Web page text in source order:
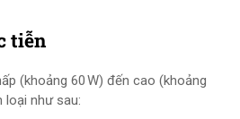
tiễn
(khoảng 60 W) đến cao (khoảng
loại như sau: